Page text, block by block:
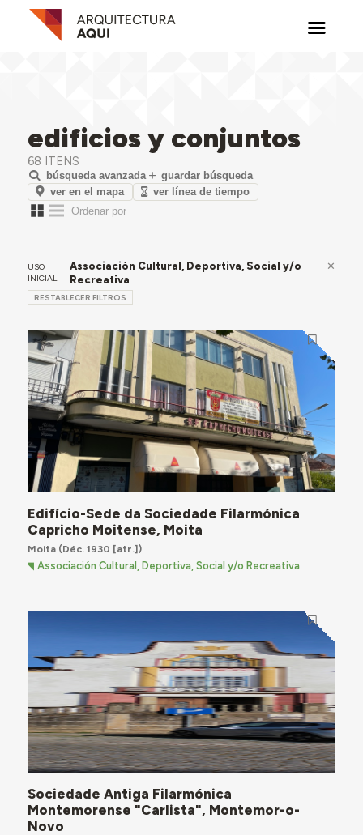
edificios y conjuntos
68 ITENS
búsqueda avanzada
guardar búsqueda
ver en el mapa
ver línea de tiempo
USO
INICIAL
Associación Cultural, Deportiva, Social y/o
Recreativa
RESTABLECER FILTROS
Edifício-Sede da Sociedade Filarmónica
Capricho Moitense, Moita
Moita(Déc. 1930 [atr.])
Associación Cultural, Deportiva, Social y/o Recreativa
Sociedade Antiga Filarmónica
Montemorense "Carlista", Montemor-o-
Novo